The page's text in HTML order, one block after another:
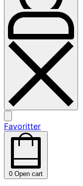
Favoritter
0 Open cart